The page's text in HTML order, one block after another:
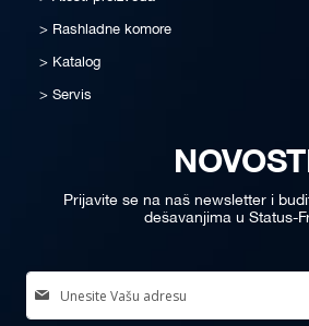
Rashladne komore
Katalog
Servis
NOVOSTI
Prijavite se na naš newsletter i
dešavanjima u Status-
Sign
Up